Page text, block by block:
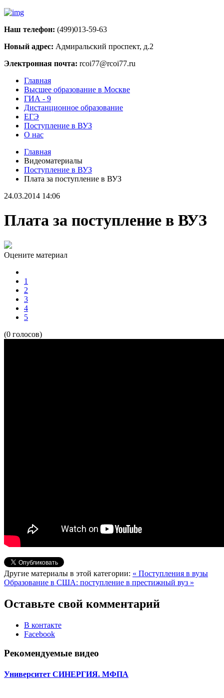
Наш телефон: (499)013-59-63
Новый адрес: Адмиральский проспект, д.2
Электронная почта: rcoi77@rcoi77.ru
Главная
Высшее образование в Москве
ГИА - 9
Дистанционное образование
ЕГЭ
Поступление в ВУЗ
О нас
Главная
Видеоматериалы
Поступление в ВУЗ
Плата за поступление в ВУЗ
24.03.2014 14:06
Плата за поступление в ВУЗ
Оцените материал
1
2
3
4
5
(0 голосов)
Другие материалы в этой категории: « Поступления в вузы
Образование в США: поступление в престижный вуз »
Оставьте свой комментарий
В контакте
Facebook
Рекомендуемые видео
Университет СИНЕРГИЯ. МФПА